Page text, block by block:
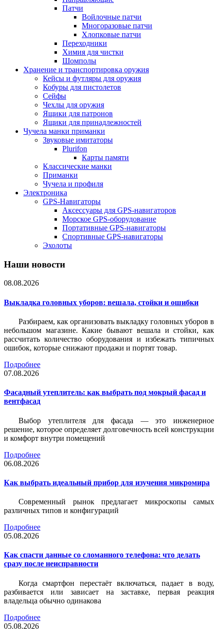
Патчи
Войлочные патчи
Многоразовые патчи
Хлопковые патчи
Переходники
Химия для чистки
Шомполы
Хранение и транспортировка оружия
Кейсы и футляры для оружия
Кобуры для пистолетов
Сейфы
Чехлы для оружия
Ящики для патронов
Ящики для принадлежностей
Чучела манки приманки
Звуковые имитаторы
Plurifon
Карты памяти
Классические манки
Приманки
Чучела и профиля
Электроника
GPS-Навигаторы
Аксессуары для GPS-навигаторов
Морское GPS-оборудование
Портативные GPS-навигаторы
Спортивные GPS-навигаторы
Эхолоты
Наши новости
08.08.2026
Выкладка головных уборов: вешала, стойки и ошибки
Разбираем, как организовать выкладку головных уборов в
небольшом магазине. Какие бывают вешала и стойки, как
рассчитать количество оборудования и избежать типичных
ошибок, которые снижают продажи и портят товар.
Подробнее
07.08.2026
Фасадный утеплитель: как выбрать под мокрый фасад и
вентфасад
Выбор утеплителя для фасада — это инженерное
решение, которое определяет долговечность всей конструкции
и комфорт внутри помещений
Подробнее
06.08.2026
Как выбрать идеальный прибор для изучения микромира
Современный рынок предлагает микроскопы самых
различных типов и конфигураций
Подробнее
05.08.2026
Как спасти данные со сломанного телефона: что делать
сразу после неисправности
Когда смартфон перестаёт включаться, падает в воду,
разбивается или зависает на заставке, первая реакция
владельца обычно одинакова
Подробнее
05.08.2026